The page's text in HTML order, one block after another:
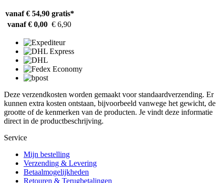
vanaf € 54,90 gratis*
vanaf € 0,00 € 6,90
Deze verzendkosten worden gemaakt voor standaardverzending. Er
kunnen extra kosten ontstaan, bijvoorbeeld vanwege het gewicht, de
grootte of de kenmerken van de producten. Je vindt deze informatie
direct in de productbeschrijving.
Service
Mijn bestelling
Verzending & Levering
Betaalmogelijkheden
Retouren & Terugbetalingen